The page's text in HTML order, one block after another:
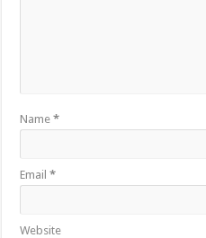
Name*
Email*
Website